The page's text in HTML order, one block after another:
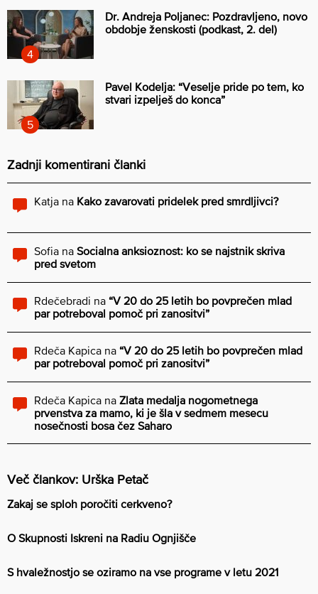
Dr. Andreja Poljanec: Pozdravljeno, novo
obdobje ženskosti (podkast, 2. del)
Pavel Kodelja: “Veselje pride po tem, ko
stvari izpelješ do konca”
Zadnji komentirani članki
Katja na Kako zavarovati pridelek pred smrdljivci?
Sofia na Socialna anksioznost: ko se najstnik skriva
pred svetom
Rdečebradi na “V 20 do 25 letih bo povprečen mlad
par potreboval pomoč pri zanositvi”
Rdeča Kapica na “V 20 do 25 letih bo povprečen mlad
par potreboval pomoč pri zanositvi”
Rdeča Kapica na Zlata medalja nogometnega
prvenstva za mamo, ki je šla v sedmem mesecu
nosečnosti bosa čez Saharo
Več člankov: Urška Petač
Zakaj se sploh poročiti cerkveno?
O Skupnosti Iskreni na Radiu Ognjišče
S hvaležnostjo se oziramo na vse programe v letu 2021